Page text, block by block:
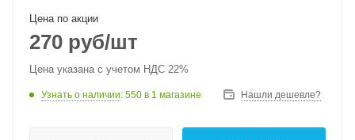
Цена по акции
270 руб/шт
Цена указана с учетом НДС 22%
Узнать о наличии: 550 в 1 магазине Нашли дешевле?